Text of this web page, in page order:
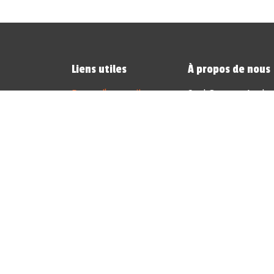
Liens utiles
Page d'accueil
À propos de nous
Sod Games